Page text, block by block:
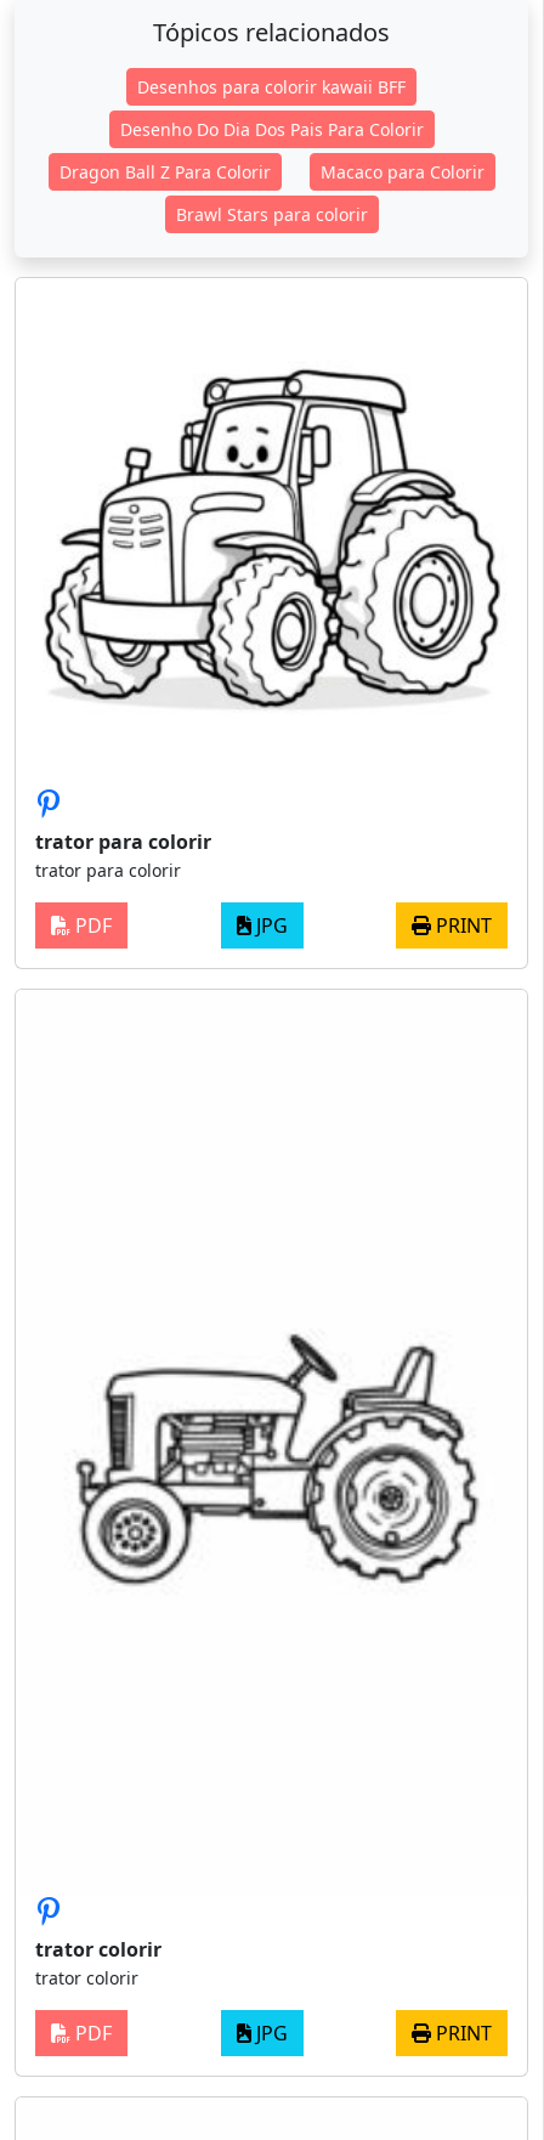
Tópicos relacionados
Desenhos para colorir kawaii BFF
Desenho Do Dia Dos Pais Para Colorir
Dragon Ball Z Para Colorir
Macaco para Colorir
Brawl Stars para colorir
trator para colorir
trator para colorir
PDF JPG PRINT
trator colorir
trator colorir
PDF JPG PRINT